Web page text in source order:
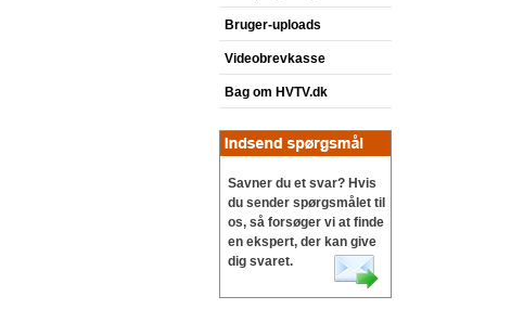
Bruger-uploads
Videobrevkasse
Bag om HVTV.dk
Savner du et svar? Hvis
du sender spørgsmålet til
os, så forsøger vi at finde
en ekspert, der kan give
dig svaret.